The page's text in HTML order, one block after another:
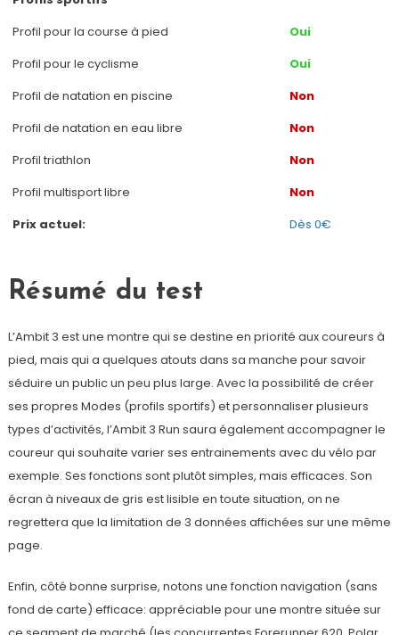
Profil pour la course à pied
Oui
Profil pour le cyclisme
Oui
Profil de natation en piscine
Non
Profil de natation en eau libre
Non
Profil triathlon
Non
Profil multisport libre
Non
Prix actuel:
Dès 0€
Résumé du test
L’Ambit 3 est une montre qui se destine en priorité aux coureurs à
pied, mais qui a quelques atouts dans sa manche pour savoir
séduire un public un peu plus large. Avec la possibilité de créer
ses propres Modes (profils sportifs) et personnaliser plusieurs
types d’activités, l’Ambit 3 Run saura également accompagner le
coureur qui souhaite varier ses entrainements avec du vélo par
exemple. Ses fonctions sont plutôt simples, mais efficaces. Son
écran à niveaux de gris est lisible en toute situation, on ne
regrettera que la limitation de 3 données affichées sur une même
page.
Enfin, côté bonne surprise, notons une fonction navigation (sans
fond de carte) efficace: appréciable pour une montre située sur